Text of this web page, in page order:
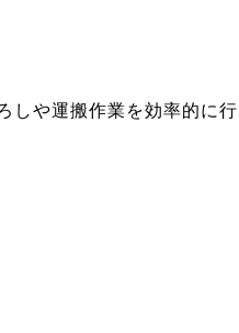
や運搬作業を効率的に